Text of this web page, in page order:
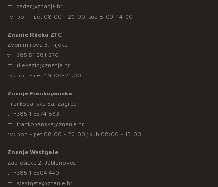
m: zadar@znanje.hr
rv: pon - pet 08:00 - 20:00; sub 8:00-14:00
Znanje Rijeka ZTC
Zvonimirova 3, Rijeka
t: +385 51 581 370
m: rijekaztc@znanje.hr
rv: pon - ned* 9:00-21:00
Znanje Frankopanska
Frankopanska 5a, Zagreb
t: +385 1 5574 883
m: frankopanska@znanje.hr
rv: pon - pet 08:00 - 20:00 ; sub 08:00 - 15:00
Znanje Westgate
Zaprešićka 2, Jablanovec
t: +385 1 5504 440
m: westgate@znanje.hr